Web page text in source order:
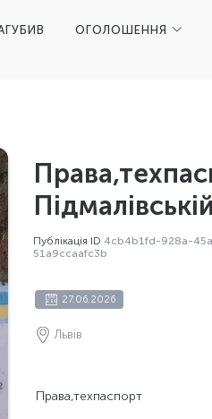
ОГОЛОШЕННЯ
Публікація ID 4cb4b1fd-928a-
51a9ccaafc3b
27.06.2026
Львів
Права,техпаспорт